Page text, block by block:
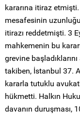
kararına itiraz
mesafesinin
itirazı reddetmişti. 3
mahkemenin bu
grevine
takiben, İstanbul 37.
kararla tutuklu
hükmetti. Halkın
davanın duruşması,